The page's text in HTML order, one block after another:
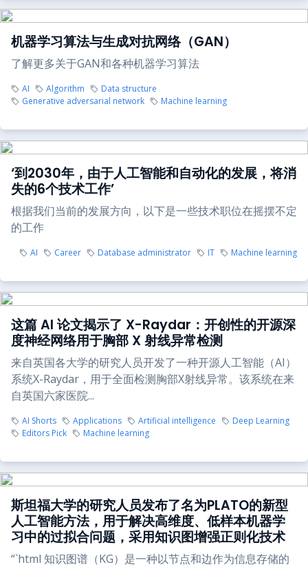
机器学习算法与生成对抗网络（GAN）
了解更多关于GAN和各种机器学习算法
AI Algorithm
Data structure
Generative adversarial network
Machine learning
‘到2030年，由于人工智能和自动化的发展，将消
失的6个技术工作’
根据我们当前的发展方向，以下是一些技术职位在摇摆不定
的工作
AI Career Database administrator IT Machine learning
这篇 AI 论文揭示了 X-Raydar：开创性的开源深
度神经网络用于胸部 X 射线异常检测
来自英国各大学的研究人员开发了一种开源人工智能（AI）
系统X-Raydar，用于全面检测胸部X射线异常。该系统在来
自英国六家医院...
AI Shorts Applications Artificial intelligence
Deep Learning
Editors Pick
Machine learning
斯坦福大学的研究人员发布了名为PLATO的新型
人工智能方法，用于解决高维度、低样本机器学
习中的过拟合问题，采用知识图增强正则化技术
“`html 知识图谱（KG）是一种以节点和边作为信息存储的